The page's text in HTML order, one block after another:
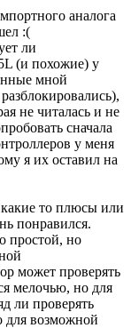
аналога
:(
ли
(и похожие) у
мной
не читалась и не
сначала
у меня
я их оставил на
то плюсы или
понравился.
простой, но
может проверять
мелочью, но для
ли проверять
для возможной